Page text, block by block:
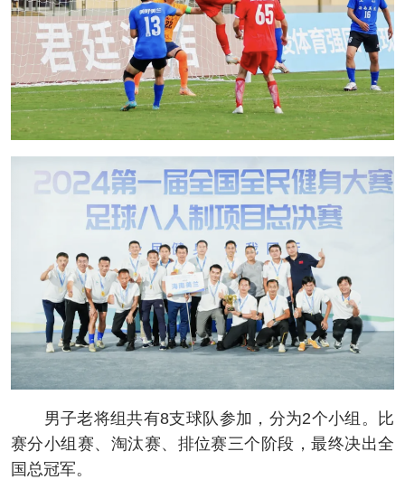
男子老将组共有8支球队参加，分为2个小组。比
赛分小组赛、淘汰赛、排位赛三个阶段，最终决出全
国总冠军。